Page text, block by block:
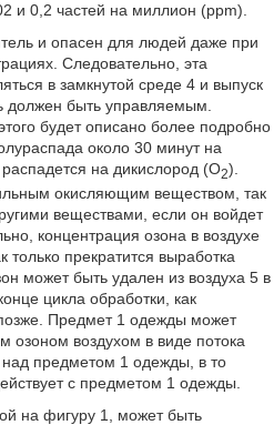
и 0,2 частей на миллион (ppm).
и опасен для людей даже при
Следовательно, эта
в замкнутой среде 4 и выпуск
должен быть управляемым.
будет описано более подробно
около 30 минут на
на дикислород (O2).
окисляющим веществом, так
веществами, если он войдет
концентрация озона в воздухе
только прекратится выработка
может быть удален из воздуха 5 в
цикла обработки, как
Предмет 1 одежды может
озоном воздухом в виде потока
над предметом 1 одежды, в то
с предметом 1 одежды.
на фигуру 1, может быть